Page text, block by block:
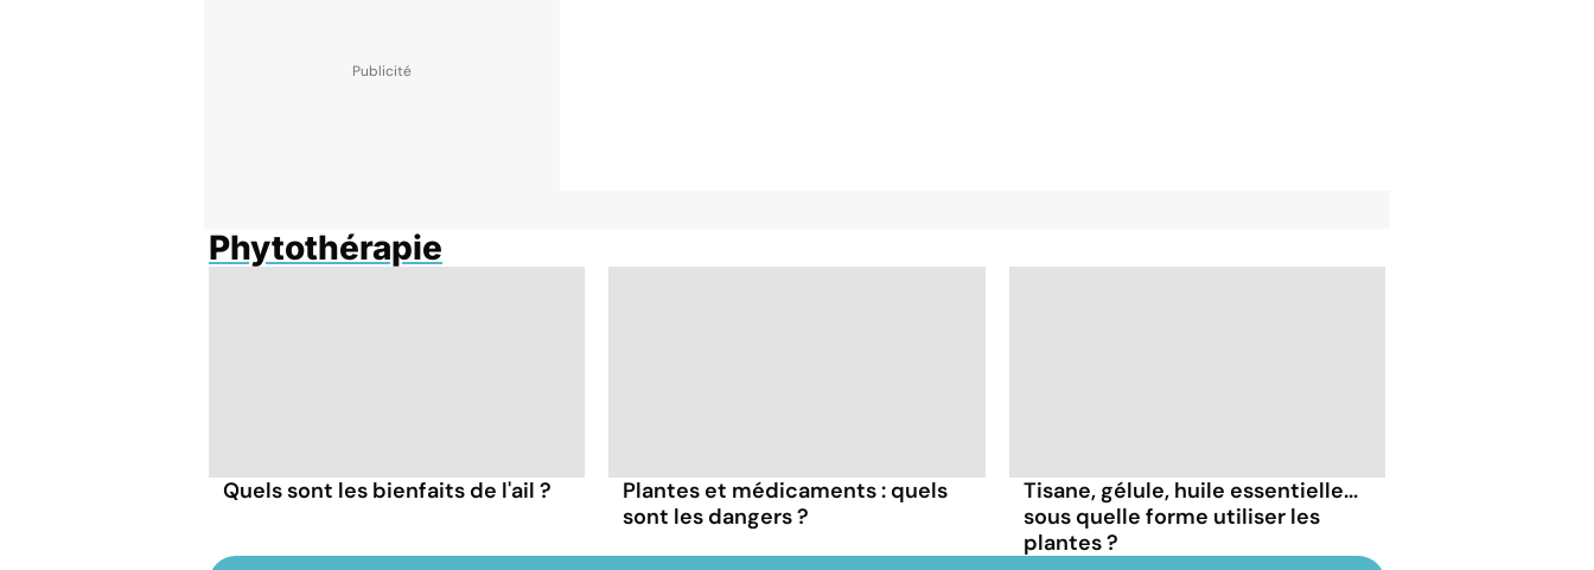
Phytothérapie
Quels sont les bienfaits de l'ail ?
Plantes et médicaments : quels
sont les dangers ?
Tisane, gélule, huile essentielle...
sous quelle forme utiliser les
plantes ?